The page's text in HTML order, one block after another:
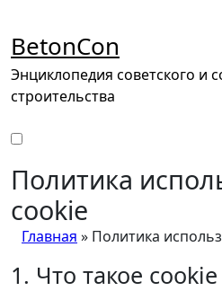
содержимому
BetonCon
Энциклопедия советского и
строительства
Политика
cookie
Главная » Политика
1. Что такое cookie